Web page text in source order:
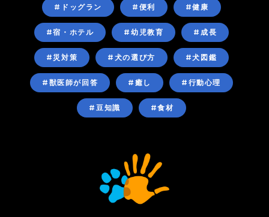
#ドッグラン #便利 #健康
#宿・ホテル #幼児教育 #成長
#災対策 #犬の選び方 #犬図鑑
#獣医師が回答 #癒し #行動心理
#豆知識 #食材